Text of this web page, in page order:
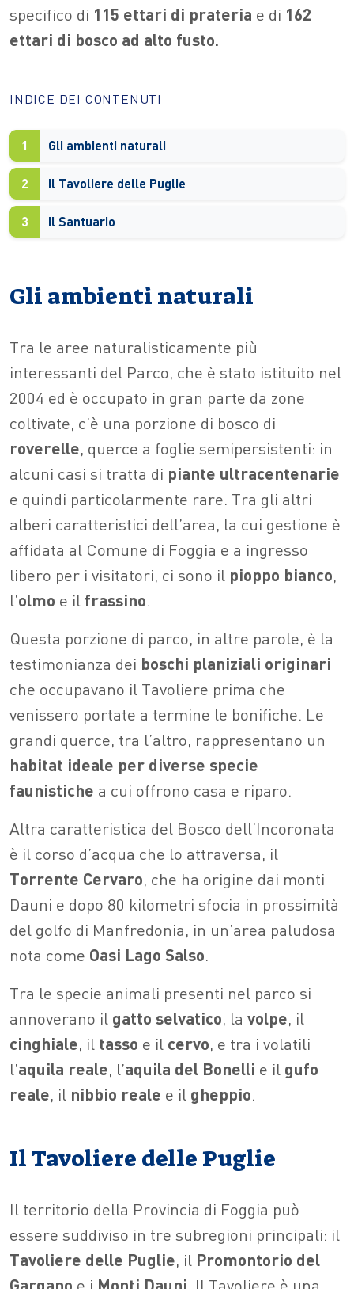
specifico di 115 ettari di prateria e di 162
ettari di bosco ad alto fusto.
INDICE DEI CONTENUTI
1 Gli ambienti naturali
2 Il Tavoliere delle Puglie
3 Il Santuario
Gli ambienti naturali
Tra le aree naturalisticamente più
interessanti del Parco, che è stato istituito nel
2004 ed è occupato in gran parte da zone
coltivate, c’è una porzione di bosco di
roverelle, querce a foglie semipersistenti: in
alcuni casi si tratta di piante ultracentenarie
e quindi particolarmente rare. Tra gli altri
alberi caratteristici dell’area, la cui gestione è
affidata al Comune di Foggia e a ingresso
libero per i visitatori, ci sono il pioppo bianco,
l’olmo e il frassino.
Questa porzione di parco, in altre parole, è la
testimonianza dei boschi planiziali originari
che occupavano il Tavoliere prima che
venissero portate a termine le bonifiche. Le
grandi querce, tra l’altro, rappresentano un
habitat ideale per diverse specie
faunistiche a cui offrono casa e riparo.
Altra caratteristica del Bosco dell’Incoronata
è il corso d’acqua che lo attraversa, il
Torrente Cervaro, che ha origine dai monti
Dauni e dopo 80 kilometri sfocia in prossimità
del golfo di Manfredonia, in un’area paludosa
nota come Oasi Lago Salso.
Tra le specie animali presenti nel parco si
annoverano il gatto selvatico, la volpe, il
cinghiale, il tasso e il cervo, e tra i volatili
l’aquila reale, l’aquila del Bonelli e il gufo
reale, il nibbio reale e il gheppio.
Il Tavoliere delle Puglie
Il territorio della Provincia di Foggia può
essere suddiviso in tre subregioni principali: il
Tavoliere delle Puglie, il Promontorio del